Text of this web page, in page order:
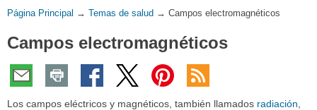
campo
de
Usted
aquí:
Página Principal → Temas de salud → Campos electromagnéticos
Campos electromagnéticos
Los campos eléctricos y magnéticos, también llamados radiación